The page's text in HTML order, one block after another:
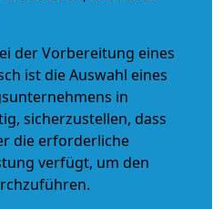
der Vorbereitung eines
ist die Auswahl eines
in
sicherzustellen, dass
die erforderliche
verfügt, um den